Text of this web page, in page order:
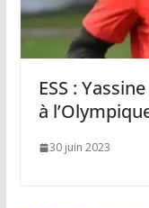
ESS :
à
30 juin 2023